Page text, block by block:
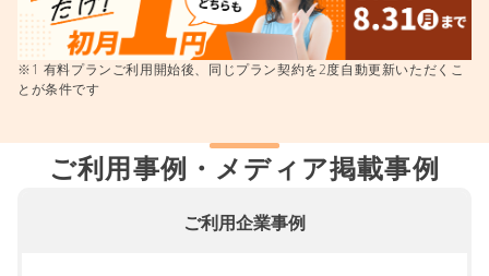
※1 有料プランご利用開始後、同じプラン契約を2度自動更新いただくこ
とが条件です
ご利用事例・メディア掲載事例
ご利用企業事例